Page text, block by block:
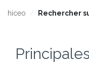
hiceo Rechercher